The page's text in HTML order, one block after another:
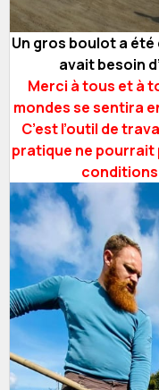
Un gros boulot a
avait besoin
Merci à tous et à
mondes se sentira
C’est l’outil de
pratique ne pourrait